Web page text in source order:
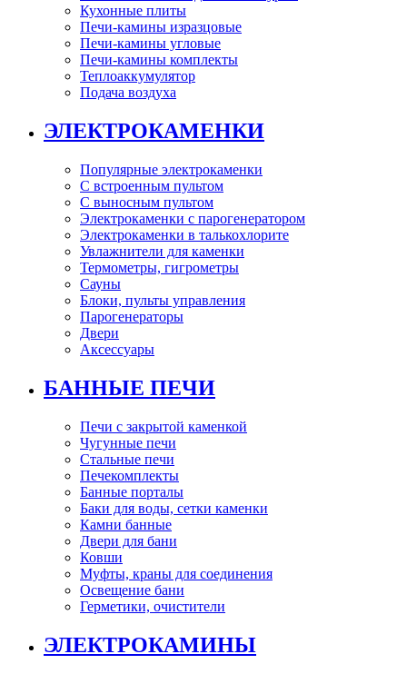
Кухонные плиты
Печи-камины изразцовые
Печи-камины угловые
Печи-камины комплекты
Теплоаккумулятор
Подача воздуха
ЭЛЕКТРОКАМЕНКИ
Популярные электрокаменки
С встроенным пультом
С выносным пультом
Электрокаменки с парогенератором
Электрокаменки в талькохлорите
Увлажнители для каменки
Термометры, гигрометры
Сауны
Блоки, пульты управления
Парогенераторы
Двери
Аксессуары
БАННЫЕ ПЕЧИ
Печи с закрытой каменкой
Чугунные печи
Стальные печи
Печекомплекты
Банные порталы
Баки для воды, сетки каменки
Камни банные
Двери для бани
Ковши
Муфты, краны для соединения
Освещение бани
Герметики, очистители
ЭЛЕКТРОКАМИНЫ